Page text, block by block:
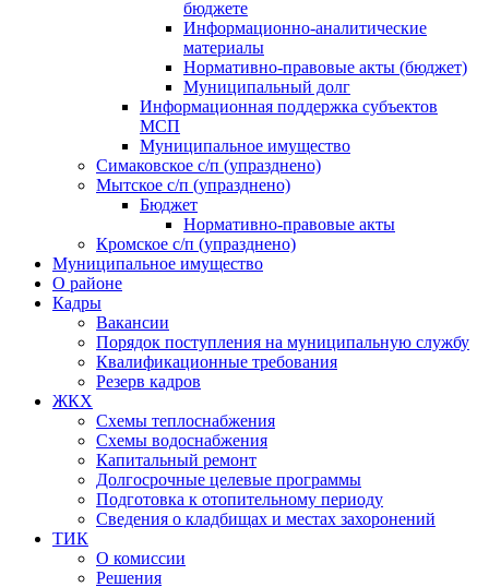
бюджете
Информационно-аналитические
материалы
Нормативно-правовые акты (бюджет)
Муниципальный долг
Информационная поддержка субъектов
МСП
Муниципальное имущество
Симаковское с/п (упразднено)
Мытское с/п (упразднено)
Бюджет
Нормативно-правовые акты
Кромское с/п (упразднено)
Муниципальное имущество
О районе
Кадры
Вакансии
Порядок поступления на муниципальную службу
Квалификационные требования
Резерв кадров
ЖКХ
Схемы теплоснабжения
Схемы водоснабжения
Капитальный ремонт
Долгосрочные целевые программы
Подготовка к отопительному периоду
Сведения о кладбищах и местах захоронений
ТИК
О комиссии
Решения